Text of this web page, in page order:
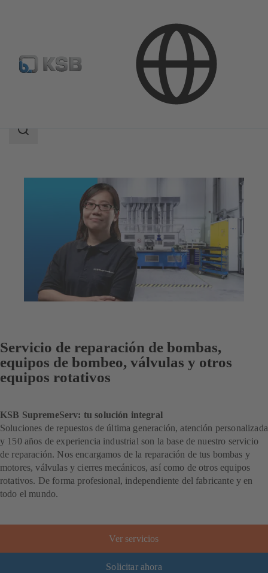
Servicio puesta a punto Reparación
Área
Servicio de reparación de bombas,
equipos de bombeo, válvulas y otros
equipos rotativos
KSB SupremeServ: tu solución integral
Soluciones de repuestos de última generación, atención personalizada
y 150 años de experiencia industrial son la base de nuestro servicio
de reparación. Nos encargamos de la reparación de tus bombas y
motores, válvulas y cierres mecánicos, así como de otros equipos
rotativos. De forma profesional, independiente del fabricante y en
todo el mundo.
Ver servicios
Solicitar ahora